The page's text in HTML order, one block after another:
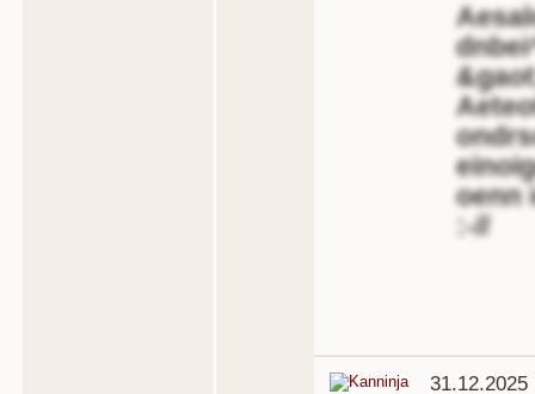
oenn
:-//
31.12.2025